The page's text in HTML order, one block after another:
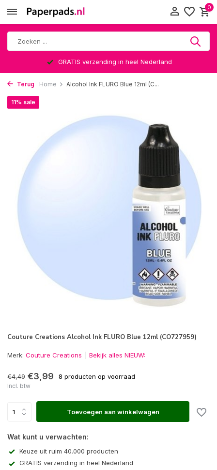
0
GRATIS verzending in heel Nederland
Terug Home Alcohol Ink FLURO Blue 12ml (C...
Couture Creations Alcohol Ink FLURO Blue 12ml (CO727959)
11% sale
Merk: Couture Creations Bekijk alles NIEUW:
€4,49 €3,99 8 producten op voorraad
Incl. btw
Toevoegen aan winkelwagen
Wat kunt u verwachten:
Keuze uit ruim 40.000 producten
GRATIS verzending in heel Nederland